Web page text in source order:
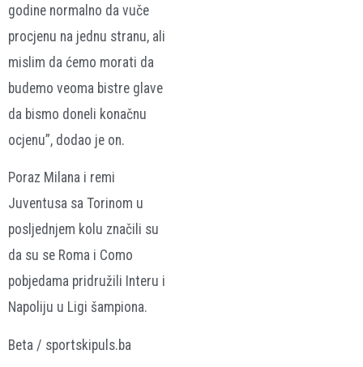
godine normalno da vuče
procjenu na jednu stranu, ali
mislim da ćemo morati da
budemo veoma bistre glave
da bismo doneli konačnu
ocjenu”, dodao je on.
Poraz Milana i remi
Juventusa sa Torinom u
posljednjem kolu značili su
da su se Roma i Como
pobjedama pridružili Interu i
Napoliju u Ligi šampiona.
Beta / sportskipuls.ba